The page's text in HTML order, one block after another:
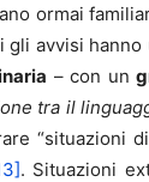
ormai
avvisi hanno
– con un
tra il
“situazioni
. Situazioni